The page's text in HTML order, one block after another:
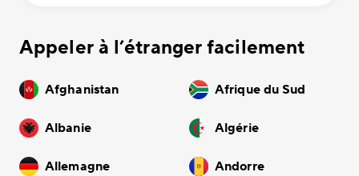
Appeler à l’étranger facilement
Afghanistan Afrique du Sud
Albanie Algérie
Allemagne Andorre